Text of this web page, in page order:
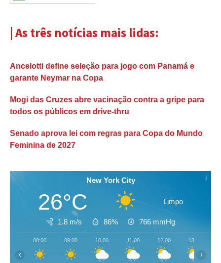
| As três notícias mais lidas:
Ancelotti define seleção para jogo com Panamá e
garante Neymar na Copa
Mogi das Cruzes abre vacinação contra a gripe para
todos os públicos em drive-thru
Senado aprova lei com regras para Copa do Mundo
Feminina de 2027
New York City
26°C Limpo
1.8 m/s 86% 766 mmHg
08:00 09:00 10:00 11:00 12:00 13:00
‹ ›